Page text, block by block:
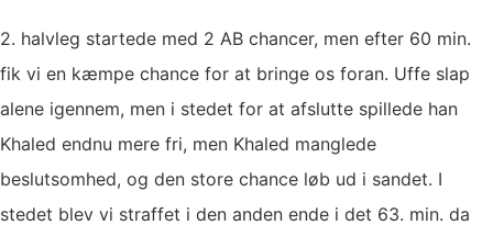
2. halvleg startede med 2 AB chancer, men efter 60 min.
fik vi en kæmpe chance for at bringe os foran. Uffe slap
alene igennem, men i stedet for at afslutte spillede han
Khaled endnu mere fri, men Khaled manglede
beslutsomhed, og den store chance løb ud i sandet. I
stedet blev vi straffet i den anden ende i det 63. min. da